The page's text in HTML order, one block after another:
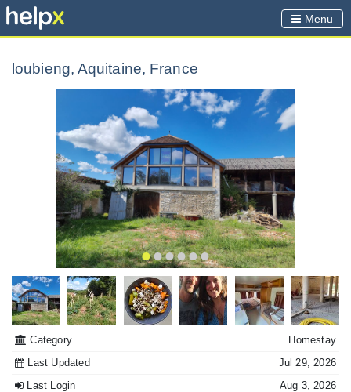
Menu
loubieng, Aquitaine, France
Category
Homestay
Last Updated
Jul 29, 2026
Last Login
Aug 3, 2026